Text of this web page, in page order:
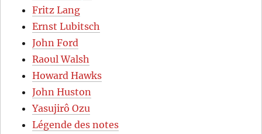
Fritz Lang
Ernst Lubitsch
John Ford
Raoul Walsh
Howard Hawks
John Huston
Yasujirô Ozu
Légende des notes